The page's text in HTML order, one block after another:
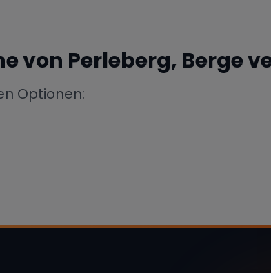
von Perleberg, Berge
Optionen: